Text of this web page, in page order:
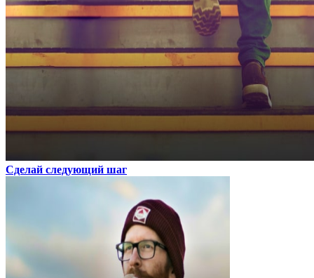
Сделай следующий шаг